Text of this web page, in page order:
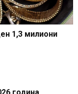
1,3 милиони
година